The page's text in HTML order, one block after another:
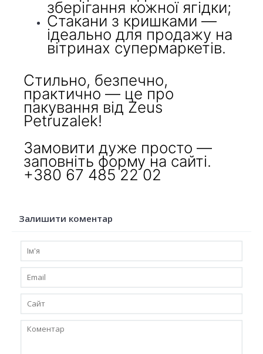
зберігання кожної ягідки;
Стакани з кришками —
ідеально для продажу на
вітринах супермаркетів.
Стильно, безпечно,
практично — це про
пакування від Zeus
Petruzalek!
Замовити дуже просто —
заповніть форму на сайті.
+380 67 485 22 02
Залишити коментар